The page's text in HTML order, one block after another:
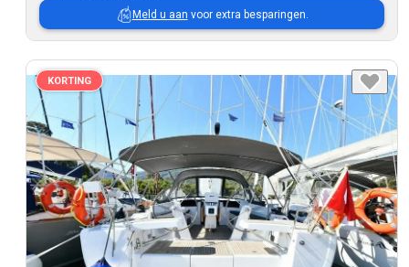
Meld u aan voor extra besparingen.
KORTING